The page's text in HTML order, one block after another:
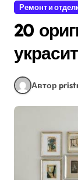
Ремонт и
20
Автор